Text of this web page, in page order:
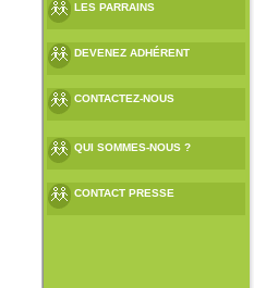
LES PARRAINS
DEVENEZ ADHÉRENT
CONTACTEZ-NOUS
QUI SOMMES-NOUS ?
CONTACT PRESSE